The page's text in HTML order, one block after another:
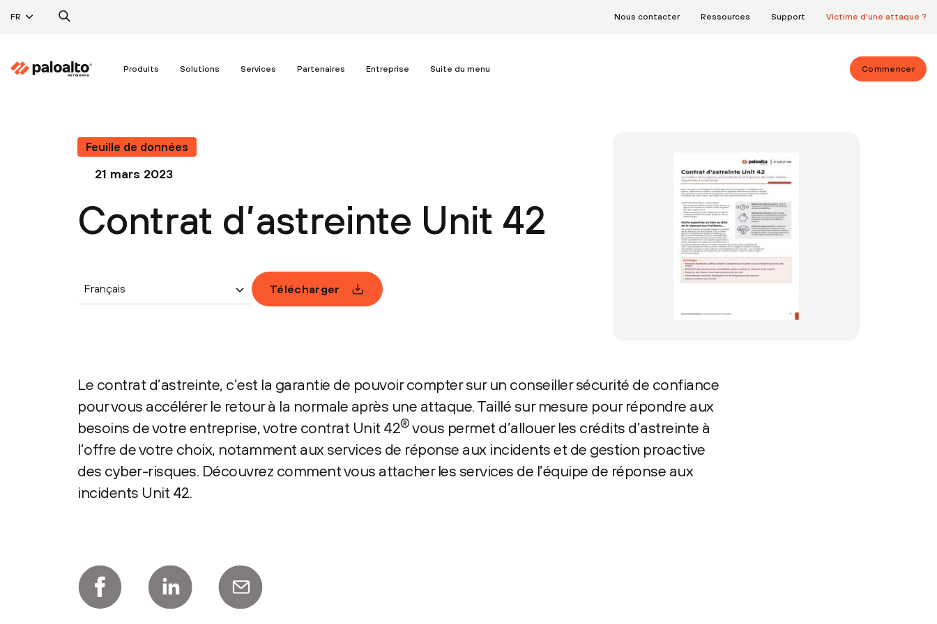
FR Nous contacter Ressources Support Victime d'une attaque ?
Produits Solutions Services Partenaires Entreprise Suite du menu Commencer
Feuille de données
21 mars 2023
Contrat d’astreinte Unit 42
Français Télécharger
Le contrat d’astreinte, c’est la garantie de pouvoir compter sur un conseiller sécurité de confiance
pour vous accélérer le retour à la normale après une attaque. Taillé sur mesure pour répondre aux
besoins de votre entreprise, votre contrat Unit 42® vous permet d’allouer les crédits d’astreinte à
l’offre de votre choix, notamment aux services de réponse aux incidents et de gestion proactive
des cyber-risques. Découvrez comment vous attacher les services de l’équipe de réponse aux
incidents Unit 42.